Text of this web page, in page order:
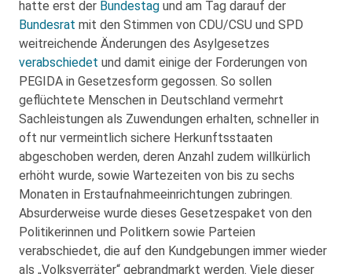
hatte erst der Bundestag und am Tag darauf der
Bundesrat mit den Stimmen von CDU/CSU und SPD
weitreichende Änderungen des Asylgesetzes
verabschiedet und damit einige der Forderungen von
PEGIDA in Gesetzesform gegossen. So sollen
geflüchtete Menschen in Deutschland vermehrt
Sachleistungen als Zuwendungen erhalten, schneller in
oft nur vermeintlich sichere Herkunftsstaaten
abgeschoben werden, deren Anzahl zudem willkürlich
erhöht wurde, sowie Wartezeiten von bis zu sechs
Monaten in Erstaufnahmeeinrichtungen zubringen.
Absurderweise wurde dieses Gesetzespaket von den
Politikerinnen und Politkern sowie Parteien
verabschiedet, die auf den Kundgebungen immer wieder
als „Volksverräter“ gebrandmarkt werden. Viele dieser